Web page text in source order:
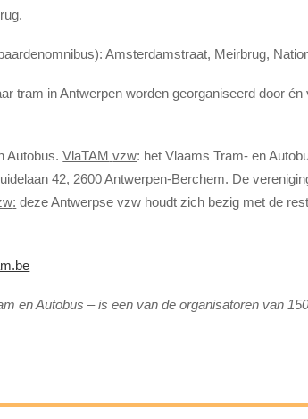
Amsterdamstraat, Meirbrug,
tram in Antwerpen worden georganiseerd door én
Autobus.VlaTAM vzw: het Vlaams Tram- en
42, 2600 Antwerpen-Berchem. De
: deze Antwerpse vzw houdt zich bezig met de
en Autobus – is een van de organisatoren van